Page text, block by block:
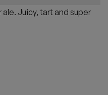
Juicy, tart and super